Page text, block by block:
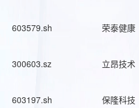
603579.sh 荣泰健康
300603.sz 立昂技术
603197.sh 保隆科技